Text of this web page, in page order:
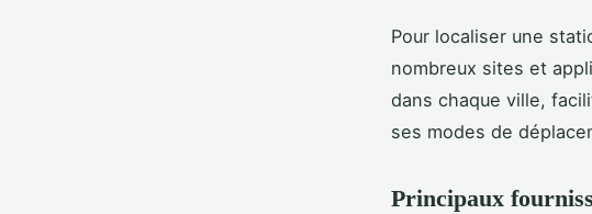
Pour localiser une
nombreux sites et
dans chaque ville,
ses modes de
Principaux